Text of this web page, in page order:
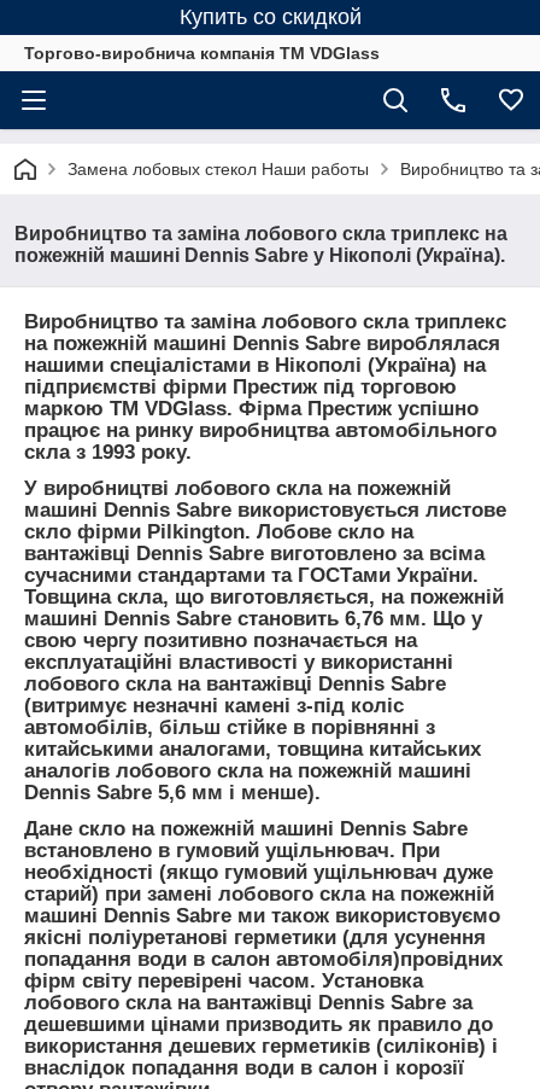
Купить со скидкой
Торгово-виробнича компанія ТМ VDGlass
Замена лобовых стекол Наши работы Виробництво та
Виробництво та заміна лобового скла триплекс на
пожежній машині Dennis Sabre у Нікополі (Україна).
Виробництво та заміна лобового скла триплекс
на пожежній машині Dennis Sabre вироблялася
нашими спеціалістами в Нікополі (Україна) на
підприємстві фірми Престиж під торговою
маркою ТМ VDGlass. Фірма Престиж успішно
працює на ринку виробництва автомобільного
скла з 1993 року.
У виробництві лобового скла на пожежній
машині Dennis Sabre використовується листове
скло фірми Pilkington. Лобове скло на
вантажівці Dennis Sabre виготовлено за всіма
сучасними стандартами та ГОСТами України.
Товщина скла, що виготовляється, на пожежній
машині Dennis Sabre становить 6,76 мм. Що у
свою чергу позитивно позначається на
експлуатаційні властивості у використанні
лобового скла на вантажівці Dennis Sabre
(витримує незначні камені з-під коліс
автомобілів, більш стійке в порівнянні з
китайськими аналогами, товщина китайських
аналогів лобового скла на пожежній машині
Dennis Sabre 5,6 мм і менше).
Дане скло на пожежній машині Dennis Sabre
встановлено в гумовий ущільнювач. При
необхідності (якщо гумовий ущільнювач дуже
старий) при замені лобового скла на пожежній
машині Dennis Sabre ми також використовуємо
якісні поліуретанові герметики (для усунення
попадання води в салон автомобіля)провідних
фірм світу перевірені часом. Установка
лобового скла на вантажівці Dennis Sabre за
дешевшими цінами призводить як правило до
використання дешевих герметиків (силіконів) і
внаслідок попадання води в салон і корозії